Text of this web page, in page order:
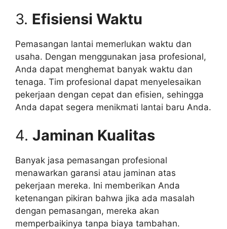
3. Efisiensi Waktu
Pemasangan lantai memerlukan waktu dan
usaha. Dengan menggunakan jasa profesional,
Anda dapat menghemat banyak waktu dan
tenaga. Tim profesional dapat menyelesaikan
pekerjaan dengan cepat dan efisien, sehingga
Anda dapat segera menikmati lantai baru Anda.
4. Jaminan Kualitas
Banyak jasa pemasangan profesional
menawarkan garansi atau jaminan atas
pekerjaan mereka. Ini memberikan Anda
ketenangan pikiran bahwa jika ada masalah
dengan pemasangan, mereka akan
memperbaikinya tanpa biaya tambahan.